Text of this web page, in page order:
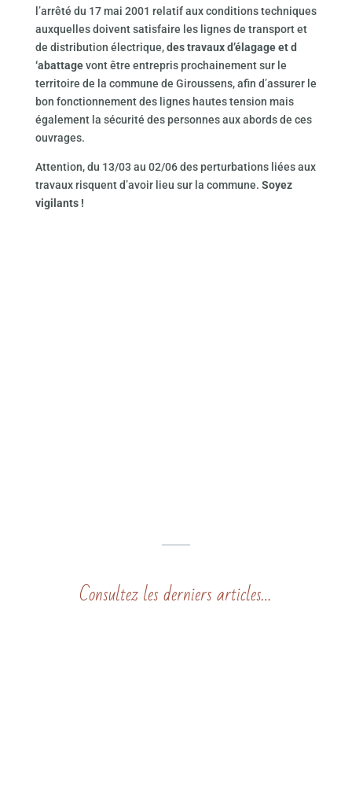
l’arrêté du 17 mai 2001 relatif aux conditions techniques
auxquelles doivent satisfaire les lignes de transport et
de distribution électrique,des travaux d’élagage et d
‘abattagevont être entrepris prochainement sur le
territoire de la commune de Giroussens, afin d’assurer le
bon fonctionnement des lignes hautes tension mais
également la sécurité des personnes aux abords de ces
ouvrages.
Attention, du 13/03 au 02/06 des perturbations liées aux
travaux risquent d’avoir lieu sur la commune. Soyez
vigilants !
Consultez les derniers articles…